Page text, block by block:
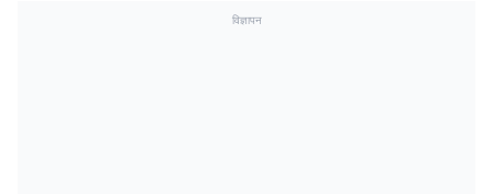
विज्ञापन